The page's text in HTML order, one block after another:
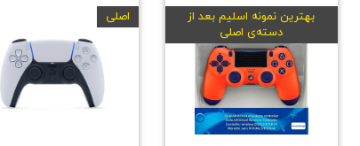
بهترین نمونه اسلیم بعد از
دسته‌ی اصلی
اصلی